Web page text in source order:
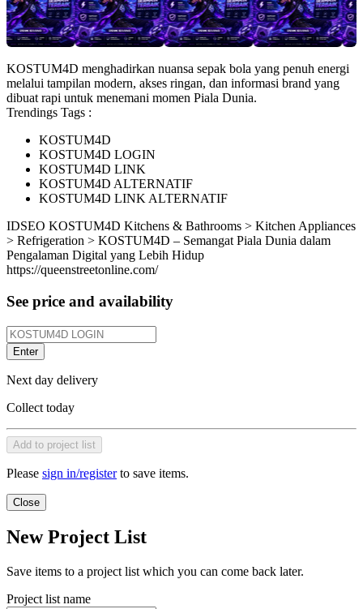
KOSTUM4D menghadirkan nuansa sepak bola yang penuh energi
melalui tampilan modern, akses ringan, dan informasi brand yang
dibuat rapi untuk menemani momen Piala Dunia.
Trendings Tags :
KOSTUM4D
KOSTUM4D LOGIN
KOSTUM4D LINK
KOSTUM4D ALTERNATIF
KOSTUM4D LINK ALTERNATIF
IDSEO KOSTUM4D Kitchens & Bathrooms > Kitchen Appliances
> Refrigeration > KOSTUM4D – Semangat Piala Dunia dalam
Pengalaman Digital yang Lebih Hidup
https://queenstreetonline.com/
See price and availability
Enter
Next day delivery
Collect today
Add to project list
Please sign in/registerto save items.
Close
New Project List
Save items to a project list which you can come back later.
Project list name